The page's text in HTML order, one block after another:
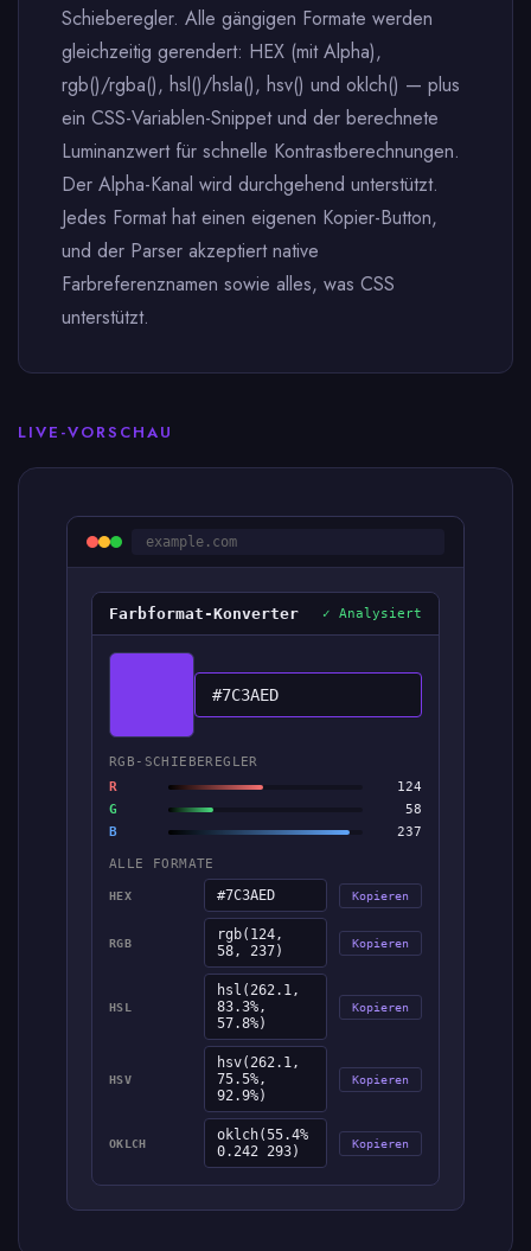
Schieberegler. Alle gängigen Formate werden
gleichzeitig gerendert: HEX (mit Alpha),
rgb()/rgba(), hsl()/hsla(), hsv() und oklch() — plus
ein CSS-Variablen-Snippet und der berechnete
Luminanzwert für schnelle Kontrastberechnungen.
Der Alpha-Kanal wird durchgehend unterstützt.
Jedes Format hat einen eigenen Kopier-Button,
und der Parser akzeptiert native
Farbreferenznamen sowie alles, was CSS
unterstützt.
LIVE-VORSCHAU
example.com
Farbformat-Konverter ✓ Analysiert
#7C3AED
RGB-SCHIEBEREGLER
R
124
G
58
B
237
ALLE FORMATE
HEX #7C3AED Kopieren
RGB
rgb(124,
58, 237)
Kopieren
HSL
hsl(262.1,
83.3%,
57.8%)
Kopieren
HSV
hsv(262.1,
75.5%,
92.9%)
Kopieren
OKLCH
oklch(55.4%
0.242 293)
Kopieren